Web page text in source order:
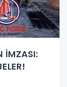
İMZASI: